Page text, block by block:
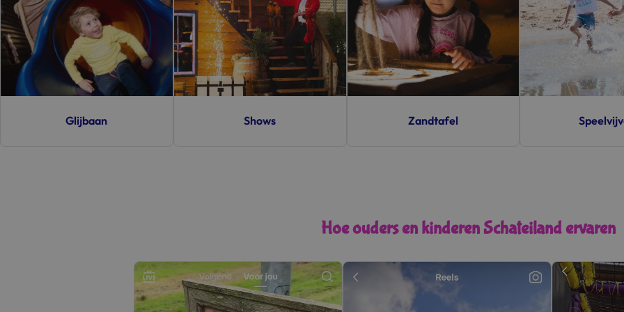
Shows Zandtafel Speelvijver Minikart
Hoe ouders en kinderen Schateiland ervaren